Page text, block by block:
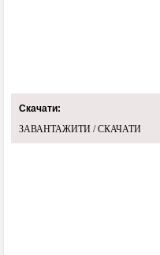
Скачати:
ЗАВАНТАЖИТИ / СКАЧАТИ